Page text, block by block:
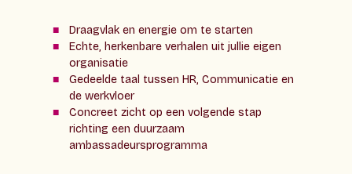
Draagvlak en energie om te starten
Echte, herkenbare verhalen uit jullie eigen
organisatie
Gedeelde taal tussen HR, Communicatie en
de werkvloer
Concreet zicht op een volgende stap
richting een duurzaam
ambassadeursprogramma